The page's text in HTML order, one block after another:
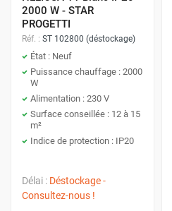
2000 W - STAR
PROGETTI
Réf. : ST 102800 (déstockage)
État : Neuf
Puissance chauffage : 2000
W
Alimentation : 230 V
Surface conseillée : 12 à 15
m²
Indice de protection : IP20
Délai : Déstockage -
Consultez-nous !